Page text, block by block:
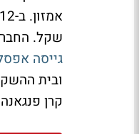
שקל. החברה טרם
גייסה אפסלון כ-10.3 מיליון
ובית
קרן